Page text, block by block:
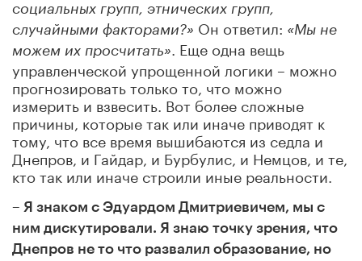
социальных групп, этнических групп,
случайными факторами?» Он ответил: «Мы не
можем их просчитать»
. Еще одна вещь
управленческой упрощенной логики – можно
прогнозировать только то, что можно
измерить и взвесить. Вот более сложные
причины, которые так или иначе приводят к
тому, что все время вышибаются из седла и
Днепров, и Гайдар, и Бурбулис, и Немцов, и те,
кто так или иначе строили иные реальности.
– Я знаком с Эдуардом Дмитриевичем, мы с
ним дискутировали. Я знаю точку зрения, что
Днепров не то что развалил образование, но